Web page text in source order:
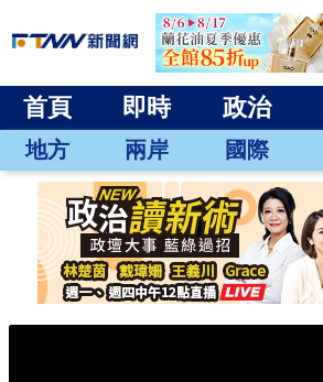
首頁 即時 政治
地方 兩岸 國際